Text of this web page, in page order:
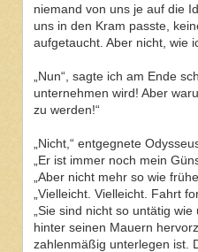
niemand von uns je auf die
uns in den Kram passte,
aufgetaucht. Aber nicht, wie
„Nun“, sagte ich am Ende
unternehmen wird! Aber
zu werden!“
„Nicht,“ entgegnete
„Er ist immer noch mein
„Aber nicht mehr so wie
„Vielleicht. Vielleicht. Fahrt
„Sie sind nicht so untätig
hinter seinen Mauern
zahlenmäßig unterlegen ist.